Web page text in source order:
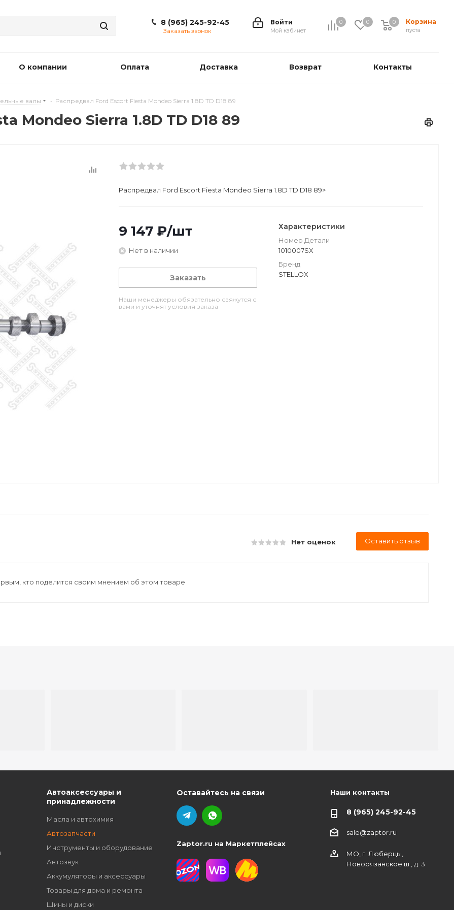
0 0 Корзина
0
пуста
0
Войти
Мой кабинет
8 (965) 245-92-45
Заказать звонок
О компании Оплата Доставка Возврат Контакты
валы - Распредвал Ford Escort Fiesta Mondeo Sierra 1.8D TD D18 89
Mondeo Sierra 1.8D TD D18 89
Распредвал Ford Escort Fiesta Mondeo Sierra 1.8D TD D18 89>
9 147 ₽/шт
Нет в наличии
Заказать
Наши менеджеры обязательно свяжутся с
вами и уточнят условия заказа
Характеристики
Номер Детали
1010007SX
Бренд
STELLOX
Нет оценок Оставить отзыв
кто поделится своим мнением об этом товаре
Автоаксессуары и
принадлежности
Масла и автохимия
Автозапчасти
Инструменты и оборудование
Автозвук
Аккумуляторы и аксессуары
Товары для дома и ремонта
Шины и диски
Оставайтесь на связи
Zaptor.ru на Маркетплейсах
Наши контакты
8 (965) 245-92-45
sale@zaptor.ru
МО, г. Люберцы,
Новорязанское ш., д. 3